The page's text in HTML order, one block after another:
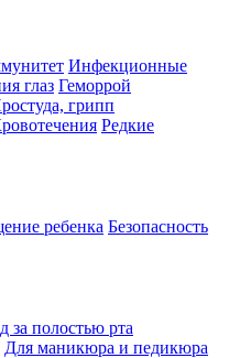
Инфекционные
глаз Геморрой
грипп
Редкие
ребенка Безопасность
за полостью рта
Для маникюра и педикюра